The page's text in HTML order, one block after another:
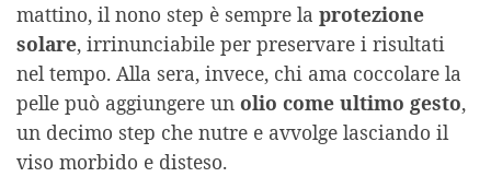
mattino, il nono step è sempre la protezione
solare, irrinunciabile per preservare i risultati
nel tempo. Alla sera, invece, chi ama coccolare la
pelle può aggiungere un olio come ultimo gesto,
un decimo step che nutre e avvolge lasciando il
viso morbido e disteso.